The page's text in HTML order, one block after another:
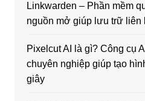
Linkwarden – Phần mềm
nguồn mở giúp lưu trữ liên
Pixelcut AI là gì? Công cụ
chuyên nghiệp giúp tạo
giây